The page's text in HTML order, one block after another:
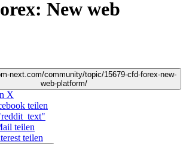
New web
next.com/community/topic/15679-cfd-forex-new-
web-platform/
X
teilen
teilen
teilen